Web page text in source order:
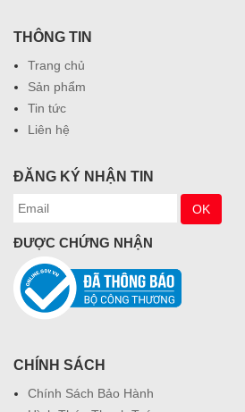
THÔNG TIN
Trang chủ
Sản phẩm
Tin tức
Liên hệ
ĐĂNG KÝ NHẬN TIN
ĐƯỢC CHỨNG NHẬN
CHÍNH SÁCH
Chính Sách Bảo Hành